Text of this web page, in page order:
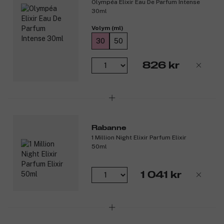
Doftnoter:
Toppnoter: Salta, mineraliska noter.
Hjärtnoter: Aromatisk cypress.
Basnoter: Vaniljkaviar.
Olympéa Elixir Eau De Parfum Intense
30ml
Volym (ml)
30 50
826 kr
Rabanne
1 Million Night Elixir Parfum Elixir
50ml
1 041 kr